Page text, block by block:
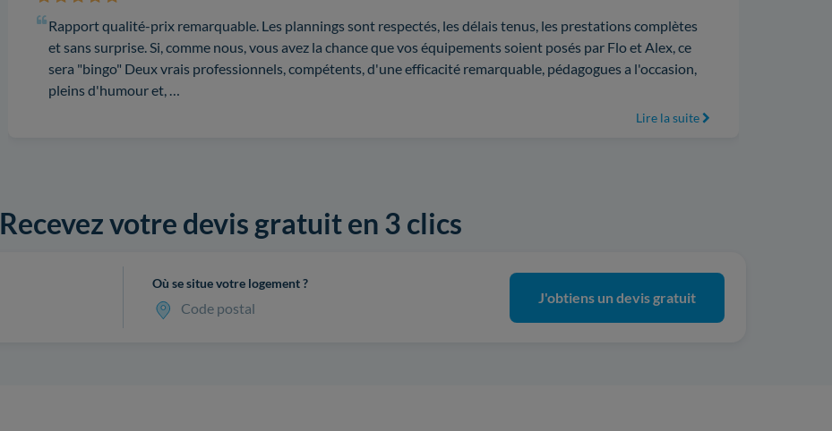
Rapport qualité-prix remarquable. Les plannings sont respectés, les délais tenus, les prestations complètes
et sans surprise. Si, comme nous, vous avez la chance que vos équipements soient posés par Flo et Alex, ce
sera "bingo" Deux vrais professionnels, compétents, d'une efficacité remarquable, pédagogues a l'occasion,
pleins d'humour et, …
Lire la suite
Recevez votre devis gratuit en 3 clics
Où se situe votre logement ?
Code postal
J'obtiens un devis gratuit